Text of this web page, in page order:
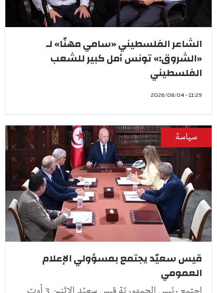
الشاعر الفلسطيني «سامي مهنّا» لـ
«الشروق:» تونس أمل كبير للشعب
الفلسطيني
11:29 - 2026/08/04
سياسة
قيس سعيّد يجتمع بمسؤولي الإعلام
العمومي